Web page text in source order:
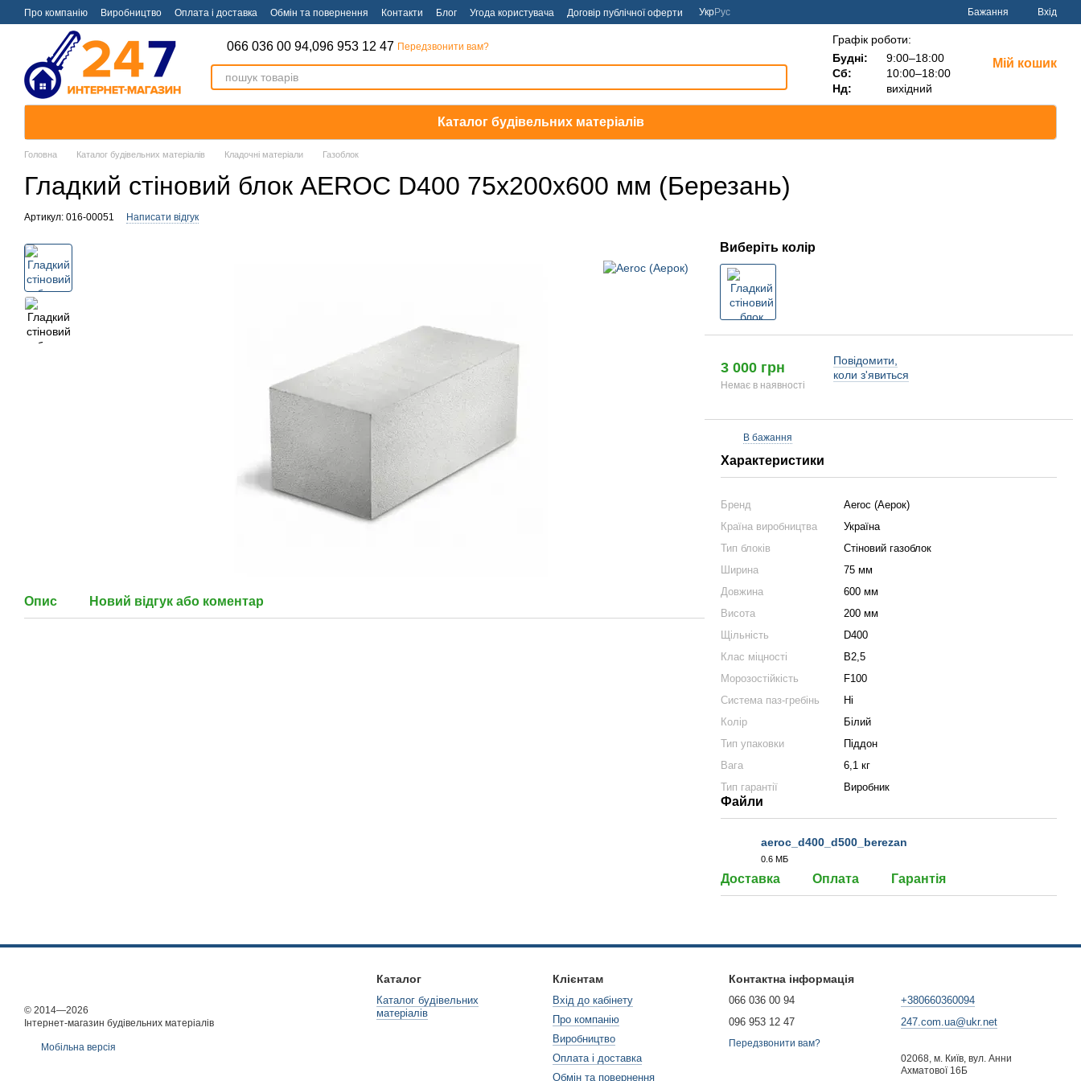
Перейти к основному контенту
Про компанію Виробництво Оплата і доставка Обмін та повернення Контакти Блог Угода користувача Договір публічної оферти УкрРус Бажання Вхід
066 036 00 94,096 953 12 47 Передзвонити вам?
Графік роботи:
Будні:
9:00–18:00
Сб:
10:00–18:00
Нд:
вихідний
Мій кошик
Каталог будівельних матеріалів
Головна Каталог будівельних матеріалів Кладочні матеріали Газоблок
Гладкий стіновий блок AEROC D400 75х200х600 мм (Березань)
Артикул: 016-00051 Написати відгук
Опис Новий відгук або коментар
Виберіть колір
3 000 грн
Немає в наявності
Повідомити,
коли з'явиться
В бажання
Характеристики
Бренд
Aeroc (Аерок)
Країна виробництва
Україна
Тип блоків
Стіновий газоблок
Ширина
75 мм
Довжина
600 мм
Висота
200 мм
Щільність
D400
Клас міцності
B2,5
Морозостійкість
F100
Система паз-гребінь
Ні
Колір
Білий
Тип упаковки
Піддон
Вага
6,1 кг
Тип гарантії
Виробник
Файли
aeroc_d400_d500_berezan
0.6 МБ
Доставка Оплата Гарантія
© 2014—2026
Інтернет-магазин будівельних матеріалів
Мобільна версія
Каталог
Каталог будівельних
матеріалів
Клієнтам
Вхід до кабінету
Про компанію
Виробництво
Оплата і доставка
Обмін та повернення
Контактна інформація
066 036 00 94
096 953 12 47
Передзвонити вам?
+380660360094
247.com.ua@ukr.net
02068, м. Київ, вул. Анни
Ахматової 16Б